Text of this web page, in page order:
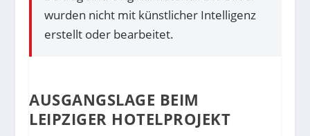
wurden nicht mit künstlicher Intelligenz
erstellt oder bearbeitet.
AUSGANGSLAGE BEIM
LEIPZIGER HOTELPROJEKT